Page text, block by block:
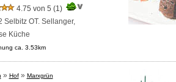
4.75 von 5 (1)
Selbitz OT. Sellanger,
Küche
ca. 3.53km
» Hof» Marxgrün